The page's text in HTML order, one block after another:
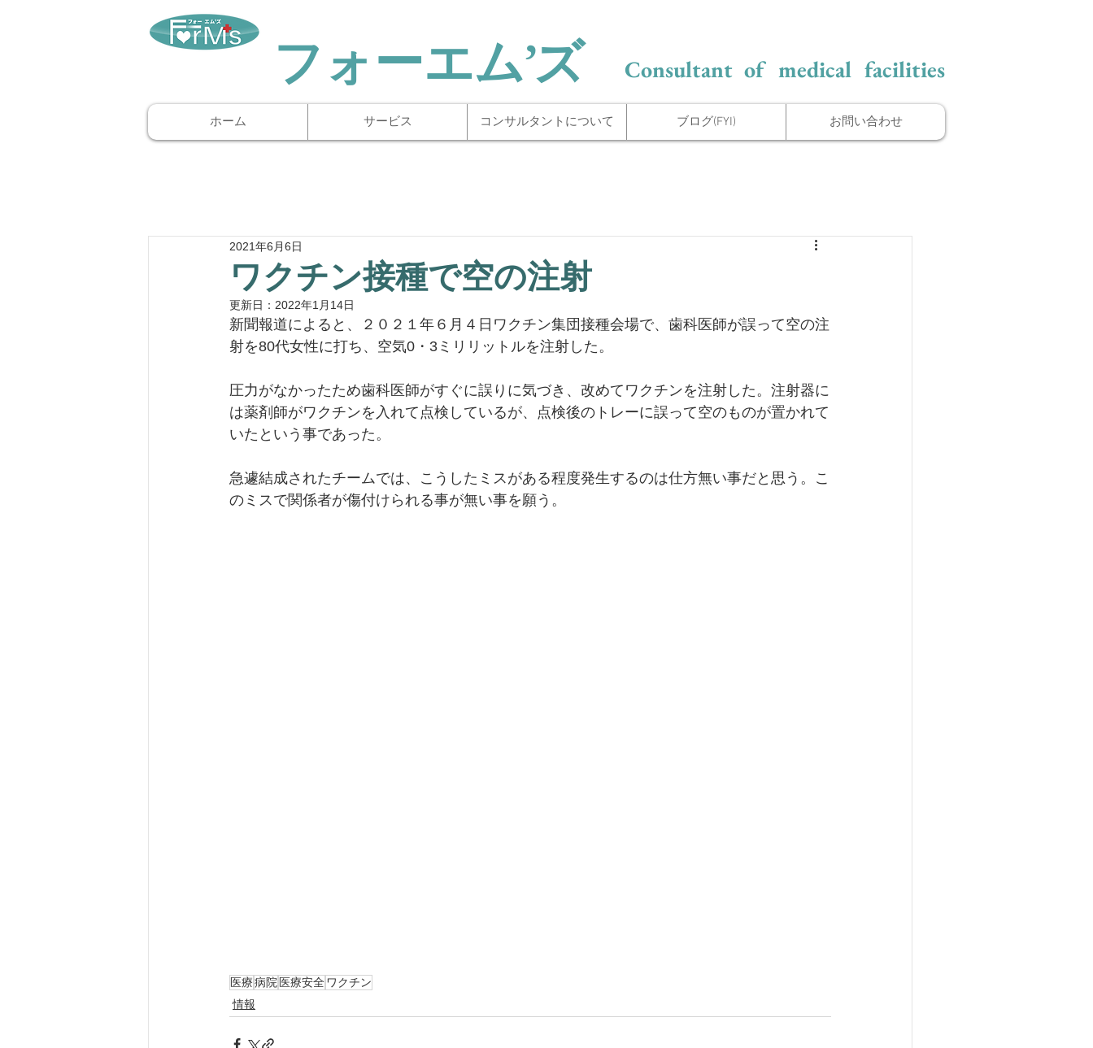
​フォーエム’ズ Consultant of medical facilities
ホーム サービス コンサルタントについて ブログ(FYI) お問い合わせ
ワクチン接種で空の注射
2021年6月6日
更新日： 2022年1月14日
新聞報道によると、２０２１年６月４日ワクチン集団接種会場で、歯科医師が誤って空の注
射を80代女性に打ち、空気0・3ミリリットルを注射した。
圧力がなかったため歯科医師がすぐに誤りに気づき、改めてワクチンを注射した。注射器に
は薬剤師がワクチンを入れて点検しているが、点検後のトレーに誤って空のものが置かれて
いたという事であった。
急遽結成されたチームでは、こうしたミスがある程度発生するのは仕方無い事だと思う。こ
のミスで関係者が傷付けられる事が無い事を願う。
医療病院 医療安全 ワクチン
情報